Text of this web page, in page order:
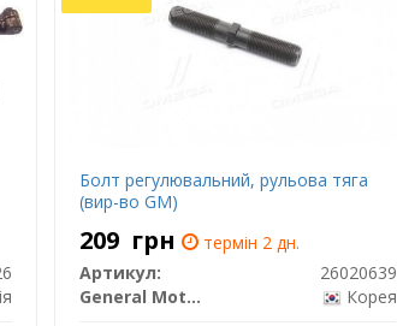
Болт регулювальний, рульова тяга
(вир-во GM)
209 грн
термін 2 дн.
Артикул:
26020639
General Motors
Корея